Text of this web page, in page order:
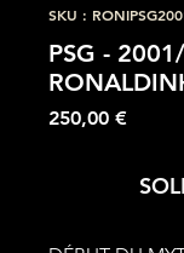
SKU :
PSG -
250,00 €Prix